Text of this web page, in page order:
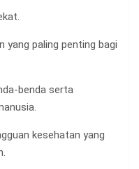
yang paling penting bagi
benda serta
kesehatan yang